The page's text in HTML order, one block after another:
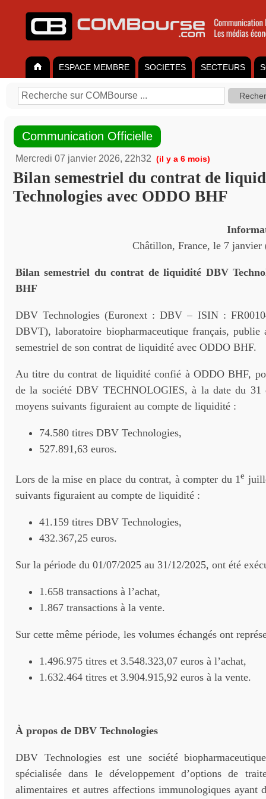
ESPACE MEMBRE SOCIETES SECTEURS
Communication Officielle
Mercredi 07 janvier 2026, 22h32 (il y a 6 mois)
Bilan semestriel du contrat de
Technologies avec ODDO BHF
Châtillon, France, le 7 janvier
Bilan semestriel du contrat de liquidité DBV
BHF
DBV Technologies (Euronext : DBV – ISIN :
DBVT), laboratoire biopharmaceutique français, publie
semestriel de son contrat de liquidité avec ODDO BHF.
Au titre du contrat de liquidité confié à ODDO BHF,
de la société DBV TECHNOLOGIES, à la date du 31
moyens suivants figuraient au compte de liquidité :
74.580 titres DBV Technologies,
527.891,63 euros.
Lors de la mise en place du contrat, à compter du 1e
suivants figuraient au compte de liquidité :
41.159 titres DBV Technologies,
432.367,25 euros.
Sur la période du 01/07/2025 au 31/12/2025, ont été
1.658 transactions à l’achat,
1.867 transactions à la vente.
Sur cette même période, les volumes échangés ont
1.496.975 titres et 3.548.323,07 euros à l’achat,
1.632.464 titres et 3.904.915,92 euros à la vente.
À propos de DBV Technologies
DBV Technologies est une société
spécialisée dans le développement d’options de
alimentaires et autres affections immunologiques ayant